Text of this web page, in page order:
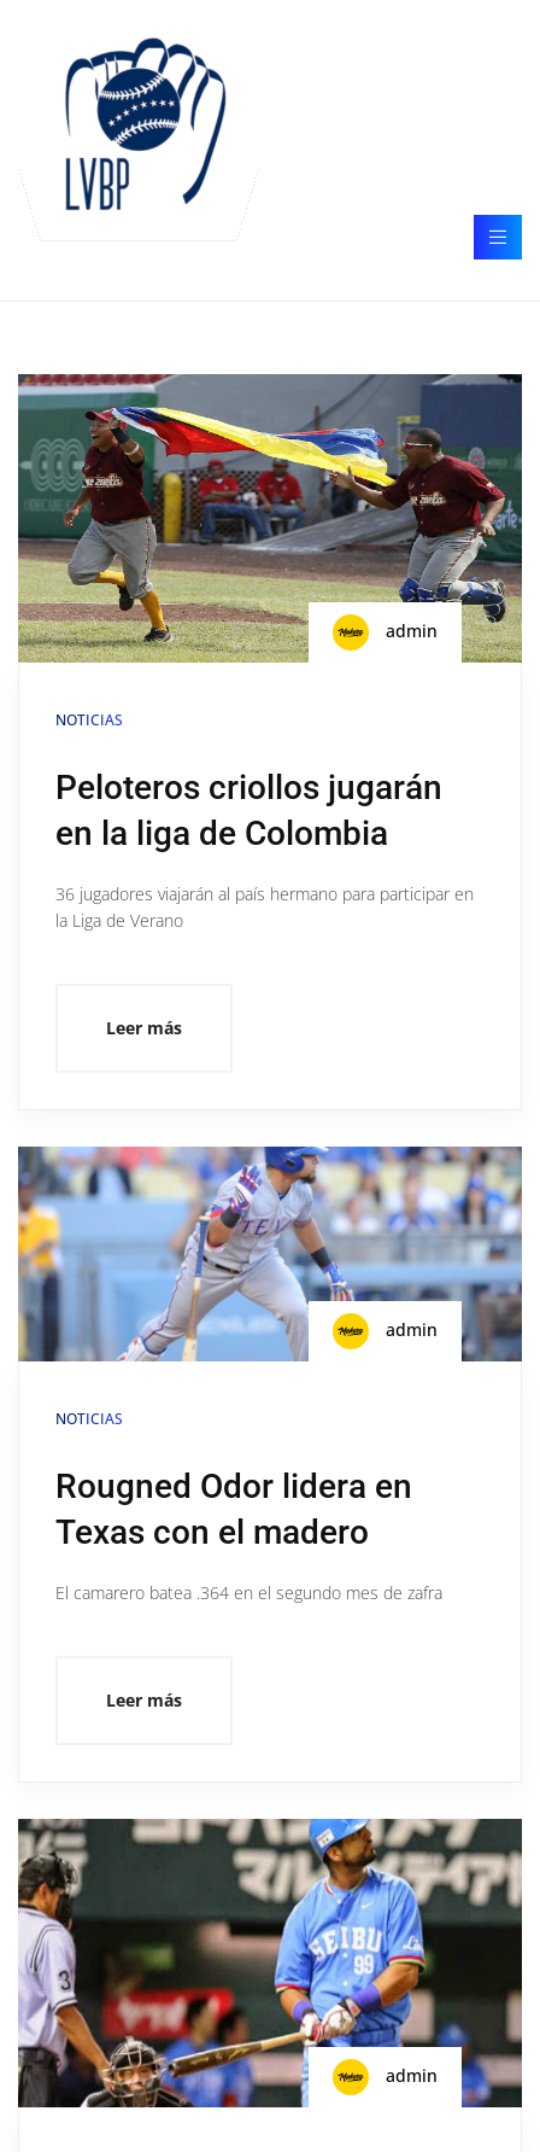
admin
NOTICIAS
Peloteros criollos jugarán
en la liga de Colombia
36 jugadores viajarán al país hermano para participar en
la Liga de Verano
Leer más
admin
NOTICIAS
Rougned Odor lidera en
Texas con el madero
El camarero batea .364 en el segundo mes de zafra
Leer más
admin